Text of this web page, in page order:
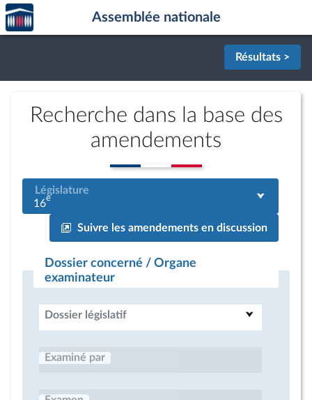
Aller au contenu
Aller en bas de la page
Accèder
à la
page
Assemblée nationale
Résultats >
Recherche dans la base des
amendements
Législature
16e
Suivre les amendements en discussion
Dossier concerné / Organe
examinateur
Dossier législatif
Examiné par